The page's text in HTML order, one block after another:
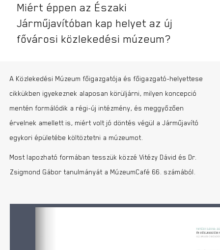
Miért éppen az Északi
Járműjavítóban kap helyet az új
fővárosi közlekedési múzeum?
A Közlekedési Múzeum főigazgatója és főigazgató-helyettese
cikkükben igyekeznek alaposan körüljárni, milyen koncepció
mentén formálódik a régi-új intézmény, és meggyőzően
érvelnek amellett is, miért volt jó döntés végül a Járműjavító
egykori épületébe költöztetni a múzeumot.
Most lapozható formában tesszük közzé Vitézy Dávid és Dr.
Zsigmond Gábor tanulmányát a MúzeumCafé 66. számából.